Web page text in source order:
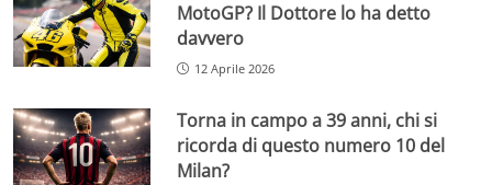
MotoGP? Il Dottore lo ha detto
davvero
12 Aprile 2026
Torna in campo a 39 anni, chi si
ricorda di questo numero 10 del
Milan?